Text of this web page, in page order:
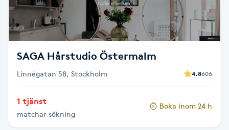
Funktionsanalys
Färgning
Gel naglar
SAGA Hårstudio Östermalm
Linnégatan 58, Stockholm 4.8606
1 tjänst
matchar sökning
Boka inom 24 h